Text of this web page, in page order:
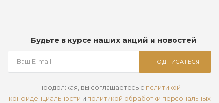
Будьте в курсе наших акций и новостей
ПОДПИСАТЬСЯ
Продолжая, вы соглашаетесь с политикой
конфиденциальности и политикой обработки персональных